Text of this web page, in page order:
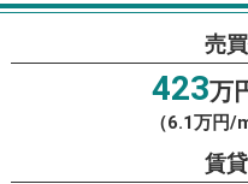
売
423万
（6.1万円/
賃